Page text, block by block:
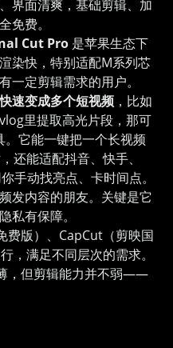
界面清爽，基础剪辑、加
免费。
Cut Pro 是苹果生态下
染快，特别适配M系列芯
一定剪辑需求的用户。
速变成多个短视频 ，比如
里提取高光片段，那可
。它能一键把一个长视频
还能适配抖音、快手、
手动找亮点、卡时间点。
发内容的朋友。关键是它
私有保障。
费版）、CapCut（剪映国
，满足不同层次的需求。
，但剪辑能力并不弱——